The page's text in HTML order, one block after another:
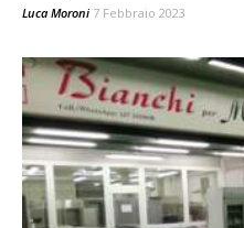
Luca Moroni 7 Febbraio 2023